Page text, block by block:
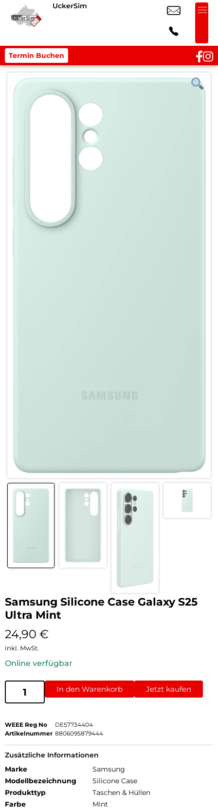
UckerSim
Termin Buchen
Samsung Silicone Case Galaxy S25
Ultra Mint
24,90 €
inkl. MwSt.
Online verfügbar
In den Warenkorb Jetzt kaufen
WEEE Reg No
DE57734404
Artikelnummer 8806095879444
Zusätzliche Informationen
Marke
Samsung
Modellbezeichnung
Silicone Case
Produkttyp
Taschen & Hüllen
Farbe
Mint